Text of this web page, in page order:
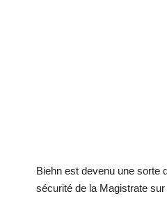
Biehn est devenu une sorte
sécurité de la Magistrate